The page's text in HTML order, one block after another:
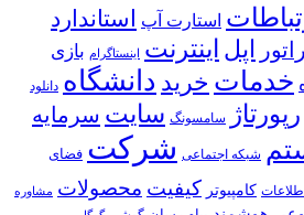
استارت آپ استاندارد
اپل اینترنت اینستاگرام بازی
خدمات خرید دانشگاه دانلود
رپورتاژ سامسونگ سایت سرمایه
شبكه اجتماعی شركت فضای
كامپیوتر كیفیت محصولات مشاوره